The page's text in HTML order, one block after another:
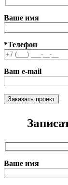
Ваше имя
*Телефон
Ваш e-mail
Ваше имя